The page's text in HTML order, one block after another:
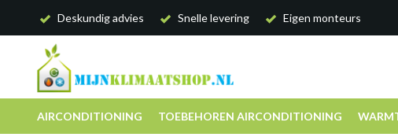
Deskundig advies Snelle levering Eigen monteurs
AIRCONDITIONING TOEBEHOREN AIRCONDITIONING